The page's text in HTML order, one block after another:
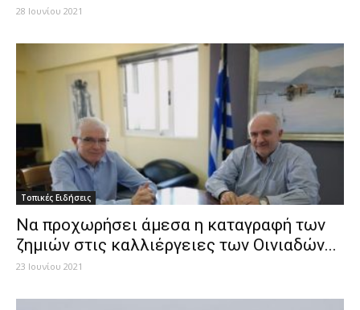
28 Ιουνίου 2021
Τοπικές Ειδήσεις
Nα προχωρήσει άμεσα η καταγραφή των
ζημιών στις καλλιέργειες των Οινιαδών...
23 Ιουνίου 2021